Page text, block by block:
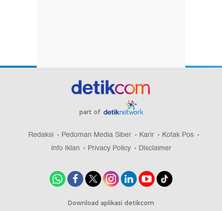
part of
Redaksi Pedoman Media Siber Karir
Kotak Pos
Info Iklan
Privacy Policy Disclaimer
Download aplikasi detikcom